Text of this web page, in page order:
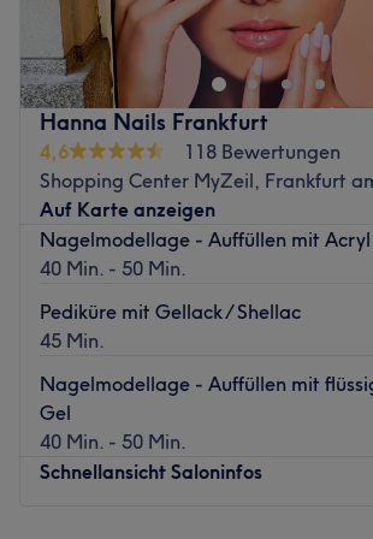
kannst du dich entspannt zurücklehnen
deine Füße und Hände auf Vordermann
Neben Maniküre und Pediküre werden
Wimpernverlängerungen und Permanent
angeboten.
Nächste öffentliche Verkehrsmittel:
Die S-Bahnstation Konstablerwache und
Busstation Börneplatz sind nur wenige
entfernt.
Das Team:
Ku und Trang sind spezialisiert auf Nägel
arbeiten stets professionell. Es wird
Englisch gesprochen.
Atmosphäre: Wohlfühlambiente, elegant,
Hanna Nails Frankfurt
4,6
118 Bewertungen
Shopping Center MyZeil, Frankfurt
Auf Karte anzeigen
Nagelmodellage - Auffüllen mit Acryl
40 Min. - 50 Min.
Pediküre mit Gellack / Shellac
45 Min.
Nagelmodellage - Auffüllen mit
Gel
40 Min. - 50 Min.
Schnellansicht Saloninfos